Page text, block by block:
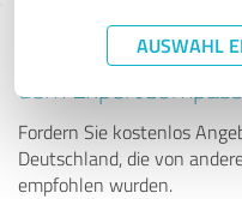
AUSWAHL
Tipp: Die
dem ExpertCompass
Fordern Sie kostenlos
Deutschland, die von
empfohlen wurden.